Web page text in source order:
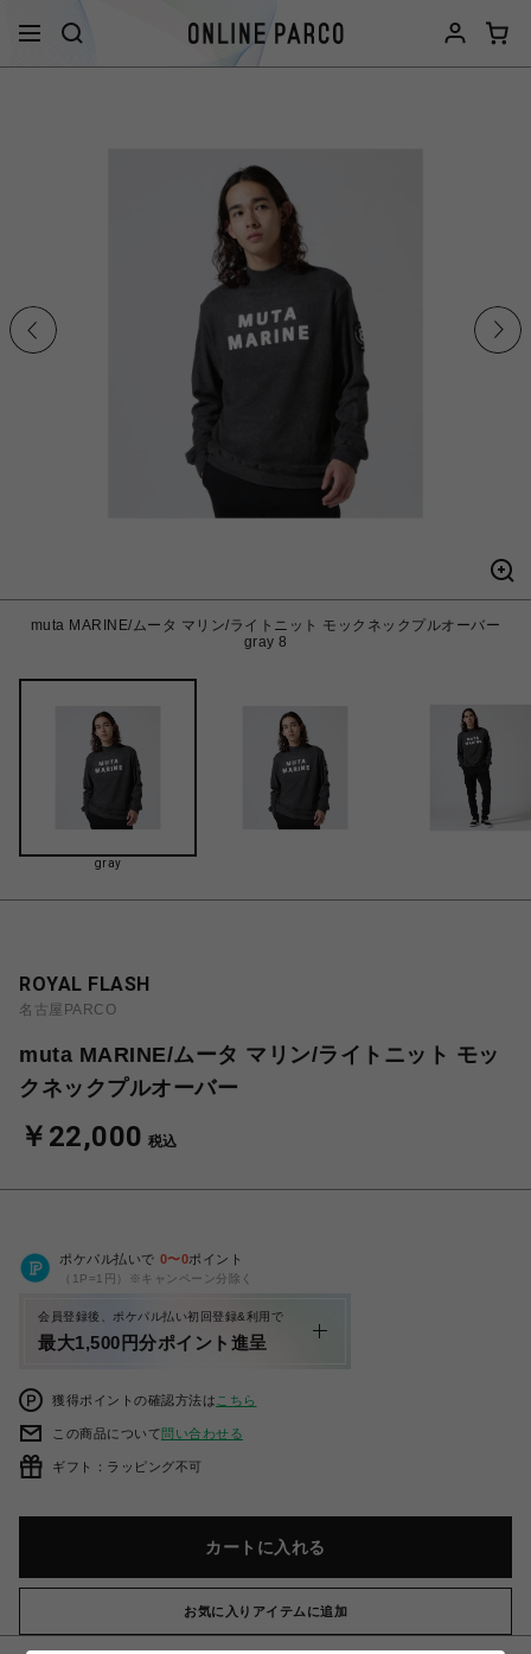
muta MARINE/ムータ マリン/ライトニット モックネックプルオーバー
gray 8
gray
ROYAL FLASH
名古屋PARCO
muta MARINE/ムータ マリン/ライトニット モッ
クネックプルオーバー
￥22,000 税込
ポケパル払いで 0〜0ポイント
（1P=1円）※キャンペーン分除く
会員登録後、ポケパル払い初回登録&利用で
最大1,500円分ポイント進呈
獲得ポイントの確認方法は こちら
この商品について問い合わせる
ギフト：ラッピング不可
カートに入れる
お気に入りアイテムに追加